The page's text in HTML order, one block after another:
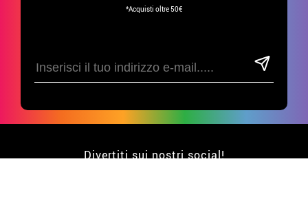
*Acquisti oltre 50€
Divertiti sui nostri social!